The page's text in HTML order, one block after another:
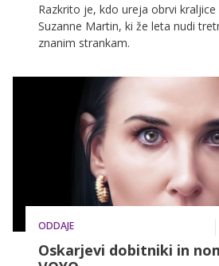
Razkrito je, kdo ureja obrvi kraljice
Suzanne Martin, ki že leta nudi
znanim strankam.
ODDAJE
Oskarjevi dobitniki in